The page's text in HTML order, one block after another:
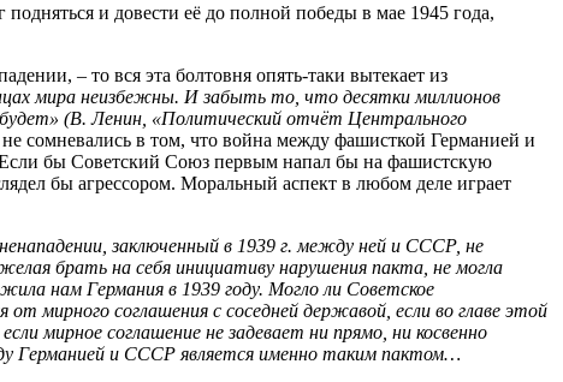
и довести её до полной победы в мае 1945 года,
– то вся эта болтовня опять-таки вытекает из
мира неизбежны. И забыть то, что десятки миллионов
(В. Ленин, «Политический отчёт Центрального
сомневались в том, что война между фашисткой Германией и
бы Советский Союз первым напал бы на фашистскую
бы агрессором. Моральный аспект в любом деле играет
заключенный в 1939 г. между ней и СССР, не
брать на себя инициативу нарушения пакта, не могла
нам Германия в 1939 году. Могло ли Советское
мирного соглашения с соседней державой, если во главе этой
мирное соглашение не задевает ни прямо, ни косвенно
Германией и СССР является именно таким пактом…